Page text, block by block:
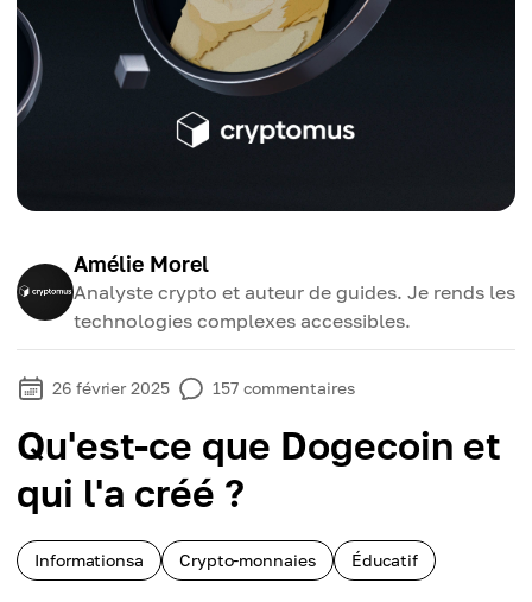
Amélie Morel
Analyste crypto et auteur de guides. Je rends les
technologies complexes accessibles.
26 février 2025 157 commentaires
Qu'est-ce que Dogecoin et
qui l'a créé ?
Informationsa Crypto-monnaies Éducatif